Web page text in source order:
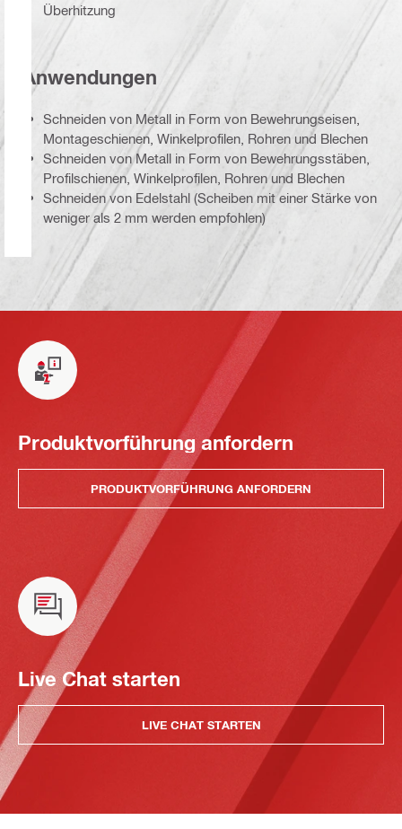
Überhitzung
Anwendungen
Schneiden von Metall in Form von Bewehrungseisen,
Montageschienen, Winkelprofilen, Rohren und Blechen
Schneiden von Metall in Form von Bewehrungsstäben,
Profilschienen, Winkelprofilen, Rohren und Blechen
Schneiden von Edelstahl (Scheiben mit einer Stärke von
weniger als 2 mm werden empfohlen)
Produktvorführung anfordern
PRODUKTVORFÜHRUNG ANFORDERN
Live Chat starten
LIVE CHAT STARTEN